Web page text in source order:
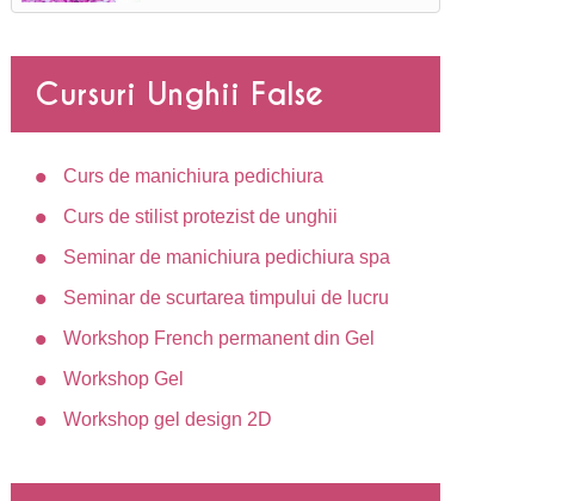
Cursuri Unghii False
Curs de manichiura pedichiura
Curs de stilist protezist de unghii
Seminar de manichiura pedichiura spa
Seminar de scurtarea timpului de lucru
Workshop French permanent din Gel
Workshop Gel
Workshop gel design 2D